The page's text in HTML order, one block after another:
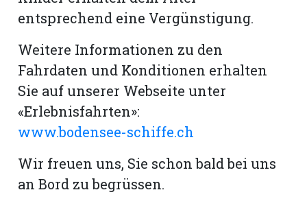
entsprechend eine Vergünstigung.
Weitere Informationen zu den
Fahrdaten und Konditionen erhalten
Sie auf unserer Webseite unter
«Erlebnisfahrten»:
www.bodensee-schiffe.ch
Wir freuen uns, Sie schon bald bei uns
an Bord zu begrüssen.